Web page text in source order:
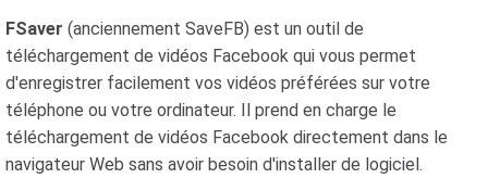
FSaver (anciennement SaveFB) est un outil de
téléchargement de vidéos Facebook qui vous permet
d'enregistrer facilement vos vidéos préférées sur votre
téléphone ou votre ordinateur. Il prend en charge le
téléchargement de vidéos Facebook directement dans le
navigateur Web sans avoir besoin d'installer de logiciel.